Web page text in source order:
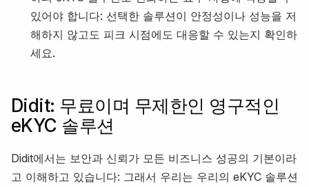
있어야 합니다: 선택한 솔루션이 안정성이나 성능을 저
해하지 않고도 피크 시점에도 대응할 수 있는지 확인하
세요.
Didit: 무료이며 무제한인 영구적인
eKYC 솔루션
Didit에서는 보안과 신뢰가 모든 비즈니스 성공의 기본이라
고 이해하고 있습니다: 그래서 우리는 우리의 eKYC 솔루션